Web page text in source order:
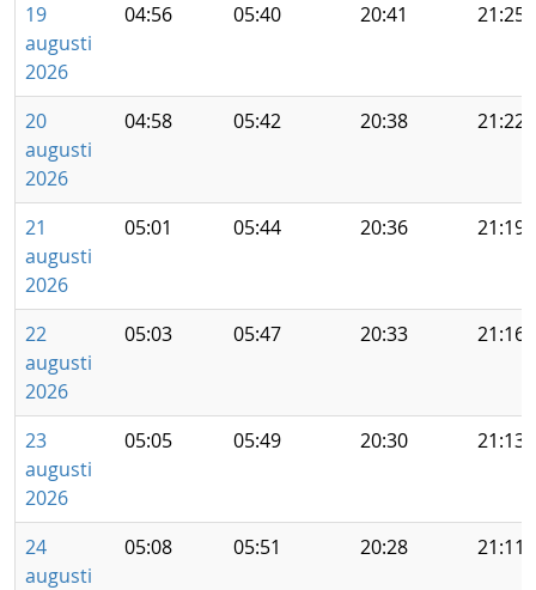
19
augusti
2026
04:56 05:40 20:41 21:25
20
augusti
2026
04:58 05:42 20:38 21:22
21
augusti
2026
05:01 05:44 20:36 21:19
22
augusti
2026
05:03 05:47 20:33 21:16
23
augusti
2026
05:05 05:49 20:30 21:13
24
augusti
05:08 05:51 20:28 21:11